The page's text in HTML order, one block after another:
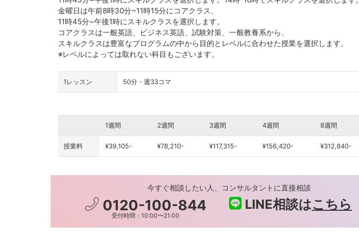
金曜日は午前8時30分~11時15分にコアクラス、
11時45分~午後1時にスキルクラスを選択します。
コアクラスは一般英語、ビジネス英語、試験対策、一般教養系から、
スキルクラスは豊富なプログラムの中から目的とレベルに合わせた授業を選択します。
※レベルによっては取れない科目もございます。
1レッスン 50分・週33コマ
1週間 2週間 3週間 4週間 8週間
授業料 ¥39,105- ¥78,210- ¥117,315- ¥156,420- ¥312,840-
今すぐ相談したい人、コンサルタントに直接相談
0120-100-844
受付時間：10:00〜21:00
LINE相談はこちら